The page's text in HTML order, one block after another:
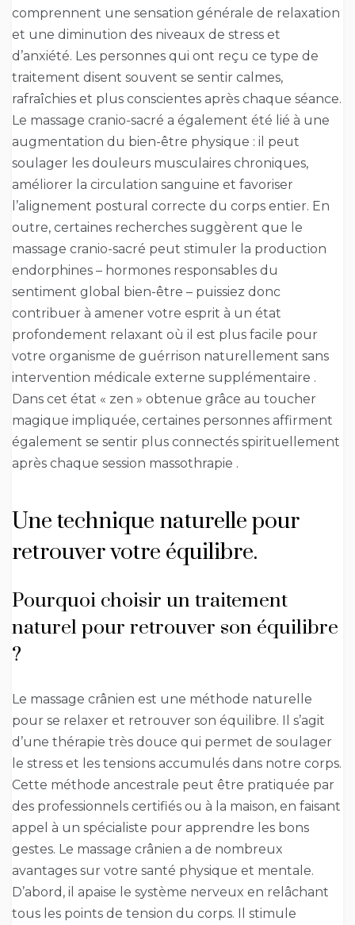
comprennent une sensation générale de relaxation
et une diminution des niveaux de stress et
d’anxiété. Les personnes qui ont reçu ce type de
traitement disent souvent se sentir calmes,
rafraîchies et plus conscientes après chaque séance.
Le massage cranio-sacré a également été lié à une
augmentation du bien-être physique : il peut
soulager les douleurs musculaires chroniques,
améliorer la circulation sanguine et favoriser
l’alignement postural correcte du corps entier. En
outre, certaines recherches suggèrent que le
massage cranio-sacré peut stimuler la production
endorphines – hormones responsables du
sentiment global bien-être – puissiez donc
contribuer à amener votre esprit à un état
profondement relaxant où il est plus facile pour
votre organisme de guérrison naturellement sans
intervention médicale externe supplémentaire .
Dans cet état « zen » obtenue grâce au toucher
magique impliquée, certaines personnes affirment
également se sentir plus connectés spirituellement
après chaque session massothrapie .
Une technique naturelle pour
retrouver votre équilibre.
Pourquoi choisir un traitement
naturel pour retrouver son équilibre
?
Le massage crânien est une méthode naturelle
pour se relaxer et retrouver son équilibre. Il s’agit
d’une thérapie très douce qui permet de soulager
le stress et les tensions accumulés dans notre corps.
Cette méthode ancestrale peut être pratiquée par
des professionnels certifiés ou à la maison, en faisant
appel à un spécialiste pour apprendre les bons
gestes. Le massage crânien a de nombreux
avantages sur votre santé physique et mentale.
D’abord, il apaise le système nerveux en relâchant
tous les points de tension du corps. Il stimule